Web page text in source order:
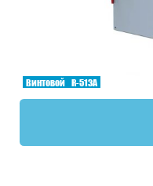
Винтовой R-513A